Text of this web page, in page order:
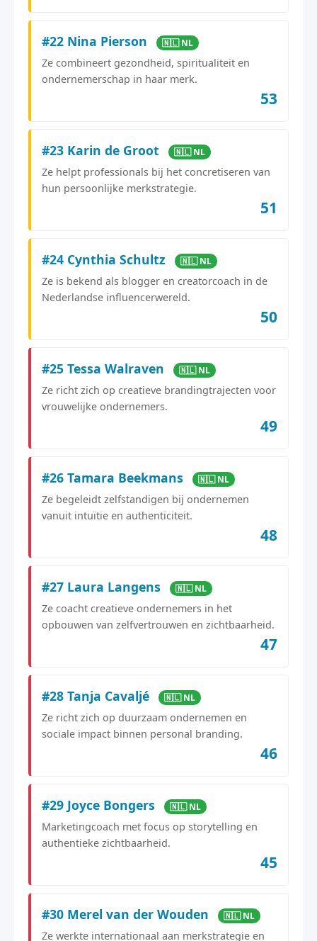
#22 Nina Pierson 🇳🇱 NL
Ze combineert gezondheid, spiritualiteit en
ondernemerschap in haar merk.
53
#23 Karin de Groot 🇳🇱 NL
Ze helpt professionals bij het concretiseren van
hun persoonlijke merkstrategie.
51
#24 Cynthia Schultz 🇳🇱 NL
Ze is bekend als blogger en creatorcoach in de
Nederlandse influencerwereld.
50
#25 Tessa Walraven 🇳🇱 NL
Ze richt zich op creatieve brandingtrajecten voor
vrouwelijke ondernemers.
49
#26 Tamara Beekmans 🇳🇱 NL
Ze begeleidt zelfstandigen bij ondernemen
vanuit intuïtie en authenticiteit.
48
#27 Laura Langens 🇳🇱 NL
Ze coacht creatieve ondernemers in het
opbouwen van zelfvertrouwen en zichtbaarheid.
47
#28 Tanja Cavaljé 🇳🇱 NL
Ze richt zich op duurzaam ondernemen en
sociale impact binnen personal branding.
46
#29 Joyce Bongers 🇳🇱 NL
Marketingcoach met focus op storytelling en
authentieke zichtbaarheid.
45
#30 Merel van der Wouden 🇳🇱 NL
Ze werkte internationaal aan merkstrategie en